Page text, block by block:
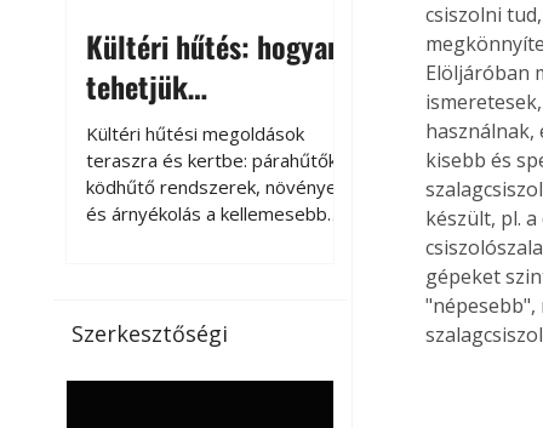
Kültéri hűtés: hogyan
tehetjük
kellemesebbé a
teraszt és a kertet?
Kültéri hűtési megoldások
teraszra és kertbe: párahűtők,
ködhűtő rendszerek, növények
és árnyékolás a kellemesebb
jelentőséget kapott, ahogy a
nyári hőhullámok gyakoribbá és
Szerkesztőségi
csiszolni
Elöljáróban
használnak,
kisebb és
készült, pl.
gépeket
"népesebb",